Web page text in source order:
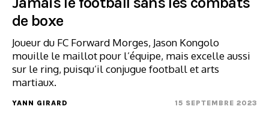
de boxe
Joueur du FC Forward Morges, Jason Kongolo
mouille le maillot pour l’équipe, mais excelle aussi
sur le ring, puisqu’il conjugue football et arts
martiaux.
YANN GIRARD 15 SEPTEMBRE 2023